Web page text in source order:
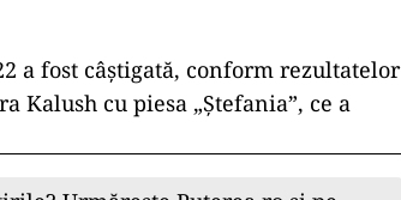
a fost câștigată, conform rezultatelor
cu piesa „Ștefania”, ce a